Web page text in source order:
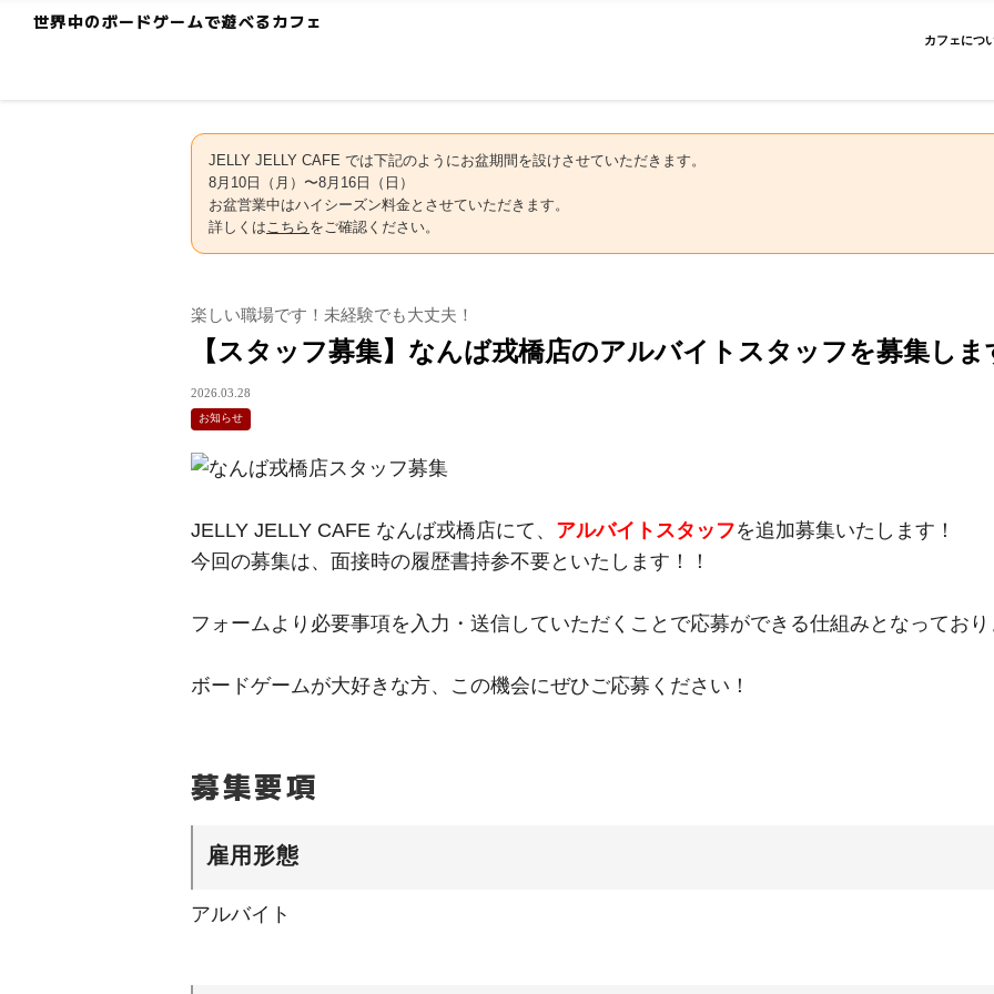
世界中のボードゲームで遊べるカフェ
カフェにつ
JELLY JELLY CAFE では下記のようにお盆期間を設けさせていただきます。
8月10日（月）〜8月16日（日）
お盆営業中はハイシーズン料金とさせていただきます。
詳しくはこちら をご確認ください。
楽しい職場です！未経験でも大丈夫！
【スタッフ募集】なんば戎橋店のアルバイトスタッフを募集し
2026.03.28
お知らせ
JELLY JELLY CAFE なんば戎橋店にて、 アルバイトスタッフを追加募集いたします！
今回の募集は、面接時の履歴書持参不要といたします！！
フォームより必要事項を入力・送信していただくことで応募ができる仕組みとなってお
ボードゲームが大好きな方、この機会にぜひご応募ください！
募集要項
雇用形態
アルバイト